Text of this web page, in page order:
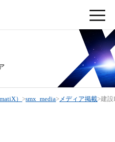
）>smx_media>メディア掲載>建